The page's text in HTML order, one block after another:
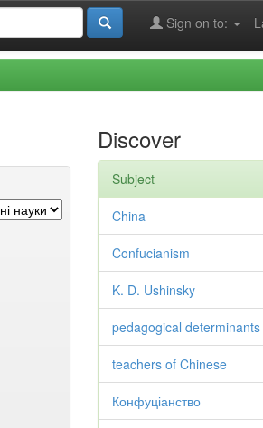
Sign on to:
Discover
Subject
China
Confucianism
K. D. Ushinsky
pedagogical determinants
teachers of Chinese
Конфуціанство